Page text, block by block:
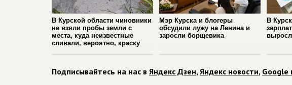
В Курской области чиновники
не взяли пробы земли с
места, куда неизвестные
сливали, вероятно, краску
Мэр Курска и блогеры
обсудили лужу на Ленина и
заросли борщевика
В
Подписывайтесь на нас в Яндекс Дзен,Яндекс новости, Google